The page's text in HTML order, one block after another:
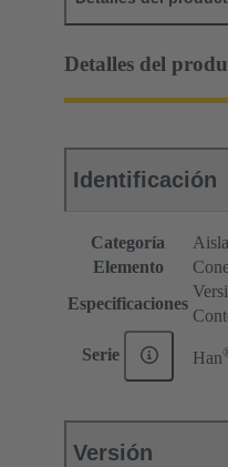
Detalles del
Identificación
Categoría
Elemento
Especificaciones
Serie Han
Versión